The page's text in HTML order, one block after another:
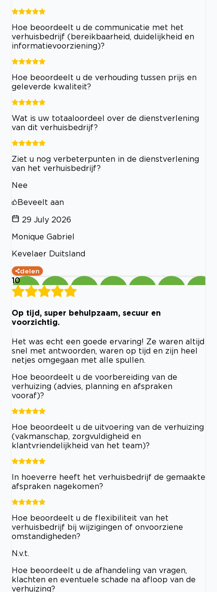
Hoe beoordeelt u de communicatie met het
verhuisbedrijf (bereikbaarheid, duidelijkheid en
informatievoorziening)?
Hoe beoordeelt u de verhouding tussen prijs en
geleverde kwaliteit?
Wat is uw totaaloordeel over de dienstverlening
van dit verhuisbedrijf?
Ziet u nog verbeterpunten in de dienstverlening
van het verhuisbedrijf?
Nee
Beveelt aan
29 July 2026
Monique Gabriel
Kevelaer Duitsland
delen
10
Op tijd, super behulpzaam, secuur en
voorzichtig.
Het was echt een goede ervaring! Ze waren altijd
snel met antwoorden, waren op tijd en zijn heel
netjes omgegaan met alle spullen.
Hoe beoordeelt u de voorbereiding van de
verhuizing (advies, planning en afspraken
vooraf)?
Hoe beoordeelt u de uitvoering van de verhuizing
(vakmanschap, zorgvuldigheid en
klantvriendelijkheid van het team)?
In hoeverre heeft het verhuisbedrijf de gemaakte
afspraken nagekomen?
Hoe beoordeelt u de flexibiliteit van het
verhuisbedrijf bij wijzigingen of onvoorziene
omstandigheden?
N.v.t.
Hoe beoordeelt u de afhandeling van vragen,
klachten en eventuele schade na afloop van de
verhuizing?